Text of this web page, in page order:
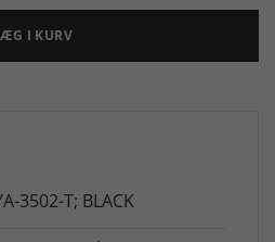
I KURV
3502-T; BLACK